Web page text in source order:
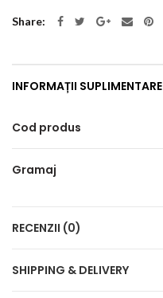
Share
INFORMAȚII SUPLIMENTARE
Cod produs
Gramaj
RECENZII (0)
SHIPPING & DELIVERY